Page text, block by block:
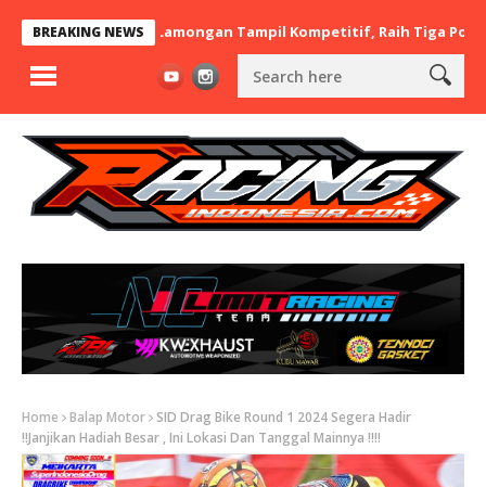
BREAKING NEWS
BaraBere Asal Lamongan Tampil Kompetitif, Raih Tiga Podium di
Home Balap Motor SID Drag Bike Round 1 2024 Segera Hadir
!!Janjikan Hadiah Besar , Ini Lokasi Dan Tanggal Mainnya !!!!